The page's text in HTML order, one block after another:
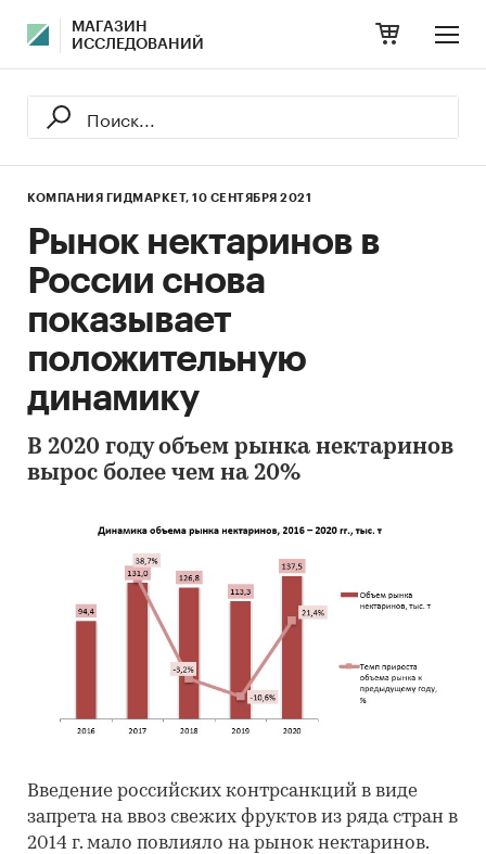
МАГАЗИН
ИССЛЕДОВАНИЙ
КОМПАНИЯ ГИДМАРКЕТ, 10 СЕНТЯБРЯ 2021
Рынок нектаринов в
России снова
показывает
положительную
динамику
В 2020 году объем рынка нектаринов
вырос более чем на 20%
Введение российских контрсанкций в виде
запрета на ввоз свежих фруктов из ряда стран в
2014 г. мало повлияло на рынок нектаринов.